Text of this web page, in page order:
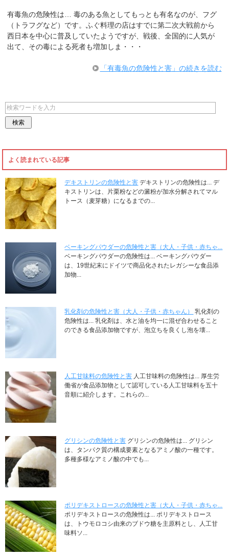
有毒魚の危険性は… 毒のある魚としてもっとも有名なのが、フグ
（トラフグなど）です。ふぐ料理の店はすでに第二次大戦前から
西日本を中心に普及していたようですが、戦後、全国的に人気が
出て、その毒による死者も増加しま・・・
「有毒魚の危険性と害」の続きを読む
よく読まれている記事
デキストリンの危険性と害 デキストリンの危険性は... デ
キストリンは、片栗粉などの澱粉が加水分解されてマル
トース（麦芽糖）になるまでの...
ベーキングパウダーの危険性と害（大人・子供・赤ちゃ...
ベーキングパウダーの危険性は... ベーキングパウダー
は、19世紀末にドイツで商品化されたレガシーな食品添
加物...
乳化剤の危険性と害（大人・子供・赤ちゃん）
乳化剤の
危険性は... 乳化剤は、水と油を均一に混ぜ合わせること
のできる食品添加物ですが、泡立ちを良くし泡を壊...
人工甘味料の危険性と害 人工甘味料の危険性は... 厚生労
働省が食品添加物として認可している人工甘味料を五十
音順に紹介します。これらの...
グリシンの危険性と害 グリシンの危険性は... グリシン
は、タンパク質の構成要素となるアミノ酸の一種です。
多種多様なアミノ酸の中でも...
ポリデキストロースの危険性と害（大人・子供・赤ちゃ...
ポリデキストロースの危険性は... ポリデキストロース
は、トウモロコシ由来のブドウ糖を主原料とし、人工甘
味料ソ...